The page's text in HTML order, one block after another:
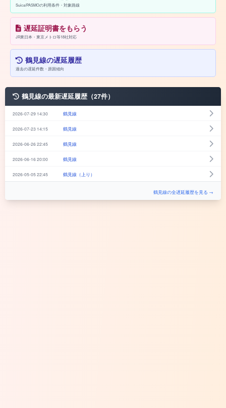
Suica/PASMOの利用条件・対象路線
遅延証明書をもらう
JR東日本・東京メトロ等18社対応
鶴見線の遅延履歴
過去の遅延件数・原因傾向
鶴見線の最新遅延履歴（27件）
2026-07-29 14:30 鶴見線
2026-07-23 14:15 鶴見線
2026-06-26 22:45 鶴見線
2026-06-16 20:00 鶴見線
2026-05-05 22:45 鶴見線（上り）
鶴見線の全遅延履歴を見る →